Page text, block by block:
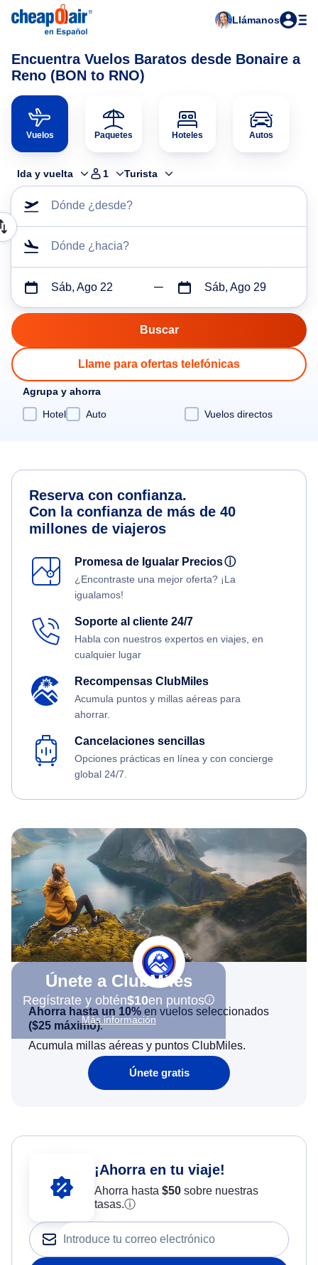
Llámanos
Encuentra Vuelos Baratos desde Bonaire a
Reno (BON to RNO)
Vuelos Paquetes Hoteles Autos
Ida y vuelta 1 Turista
Dónde ¿desde?
Dónde ¿hacia?
Sáb, Ago 22 Sáb, Ago 29
Llame para ofertas telefónicas
Agrupa y ahorra
Hotel
Auto Vuelos directos
Reserva con confianza.
Con la confianza de más de 40
millones de viajeros
Promesa de Igualar Preciosⓘ
¿Encontraste una mejor oferta? ¡La
igualamos!
Soporte al cliente 24/7
Habla con nuestros expertos en viajes, en
cualquier lugar
Recompensas ClubMiles
Acumula puntos y millas aéreas para
ahorrar.
Cancelaciones sencillas
Opciones prácticas en línea y con concierge
global 24/7.
Únete a ClubMiles
Regístrate y obtén$10en puntos
Más información
Ahorra hasta un 10% en vuelos seleccionados
($25 máximo).
Acumula millas aéreas y puntos ClubMiles.
Únete gratis
¡Ahorra en tu viaje!
Ahorra hasta $50sobre nuestras
tasas.ⓘ